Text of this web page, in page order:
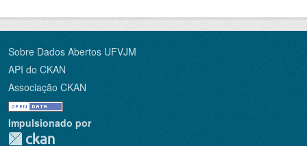
Sobre Dados Abertos UFVJM
API do CKAN
Associação CKAN
Impulsionado por